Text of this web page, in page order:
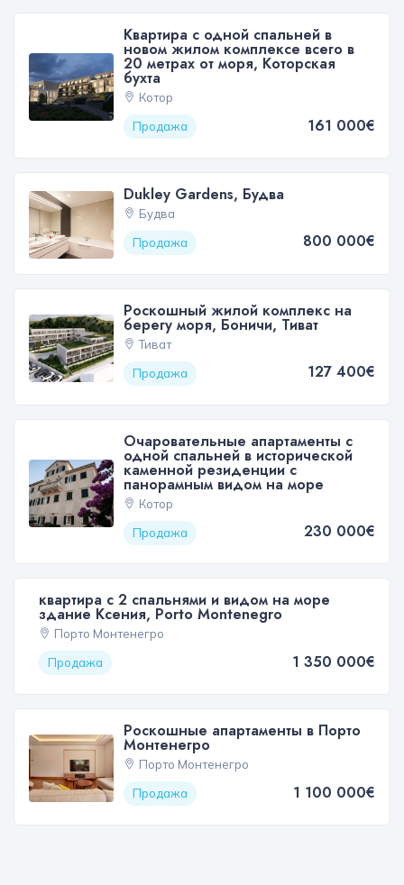
Квартира с одной спальней в
новом жилом комплексе всего в
20 метрах от моря, Которская
бухта
Котор
Продажа
161 000€
Dukley Gardens, Будва
Будва
Продажа
800 000€
Роскошный жилой комплекс на
берегу моря, Боничи, Тиват
Тиват
Продажа
127 400€
Очаровательные апартаменты с
одной спальней в исторической
каменной резиденции с
панорамным видом на море
Котор
Продажа
230 000€
квартира с 2 спальнями и видом на море
здание Ксения, Porto Montenegro
Порто Монтенегро
Продажа
1 350 000€
Роскошные апартаменты в Порто
Монтенегро
Порто Монтенегро
Продажа
1 100 000€